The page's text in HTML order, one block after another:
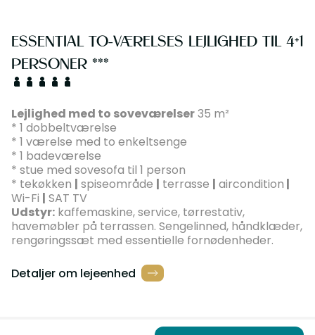
ESSENTIAL TO-VÆRELSES LEJLIGHED TIL 4+1
PERSONER ***
Lejlighed med to soveværelser35 m²
* 1 dobbeltværelse
* 1 værelse med to enkeltsenge
* 1 badeværelse
* stue med sovesofa til 1 person
* tekøkken | spiseområde | terrasse | aircondition |
Wi-Fi | SAT TV
Udstyr: kaffemaskine, service, tørrestativ,
havemøbler på terrassen. Sengelinned, håndklæder,
rengøringssæt med essentielle fornødenheder.
Detaljer om lejeenhed